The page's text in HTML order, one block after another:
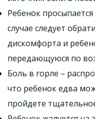
Ребенок
случае следует
дискомфорта и
передающуюся по
Боль в горле –
что ребенок едва
пройдете